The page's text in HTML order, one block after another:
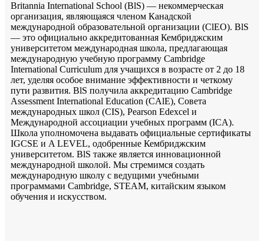
Britannia International School (BlS) — некоммерческая
организация, являющаяся членом Канадской
международной образовательной организации (ClEO). BlS
— это официально аккредитованная Кембриджским
университетом международная школа, предлагающая
международную учебную программу Cambridge
International Curriculum для учащихся в возрасте от 2 до 18
лет, уделяя особое внимание эффективности и четкому
пути развития. BlS получила аккредитацию Cambridge
Assessment International Education (CAlE), Совета
международных школ (CIS), Pearson Edexcel и
Международной ассоциации учебных программ (ICA).
Школа уполномочена выдавать официальные сертификаты
IGCSE и A LEVEL, одобренные Кембриджским
университетом. BlS также является инновационной
международной школой. Мы стремимся создать
международную школу с ведущими учебными
программами Cambridge, STEAM, китайским языком
обучения и искусством.